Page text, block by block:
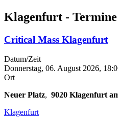
Klagenfurt - Termine
Critical Mass Klagenfurt
Datum/Zeit
Donnerstag, 06. August 2026,
Ort
Neuer Platz, 9020 Klagenfurt
Klagenfurt